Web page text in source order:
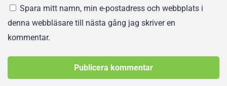
Spara mitt namn, min e-postadress och webbplats i
denna webbläsare till nästa gång jag skriver en
kommentar.